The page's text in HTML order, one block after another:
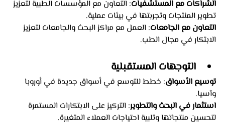
الشراكات مع المستشفيات: التعاون مع المؤسسات الطبية لتعزيز
تطوير المنتجات وتجربتها في بيئات عملية.
التعاون مع الجامعات: العمل مع مراكز البحث والجامعات لتعزيز
الابتكار في مجال الطب.
التوجهات المستقبلية
توسيع الأسواق: خطط للتوسع في أسواق جديدة في أوروبا
وآسيا.
استثمار في البحث والتطوير: التركيز على الابتكارات المستمرة
لتحسين منتجاتها وتلبية احتياجات العملاء المتغيرة.